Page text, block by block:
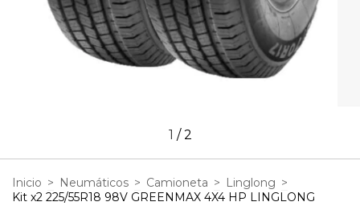
1 /2
Inicio > Neumáticos > Camioneta > Linglong >
Kit x2 225/55R18 98V GREENMAX 4X4 HP LINGLONG